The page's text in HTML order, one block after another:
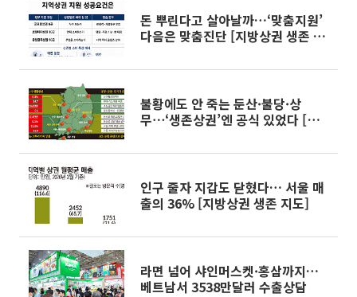
돈 뿌린다고 살아날까…‘맞춤지원’
다음은 맞춤진단 [지방상권 생존 지
불황에도 안 죽는 둔산·불당·상
무⋯‘생존상권’엔 공식 있었다 [지
인구 줄자 지갑도 닫혔다… 서울 매
출의 36% [지방상권 생존 지도]
라면 넘어 샤인머스켓·홍삼까지…
베트남서 3538만달러 수출상담